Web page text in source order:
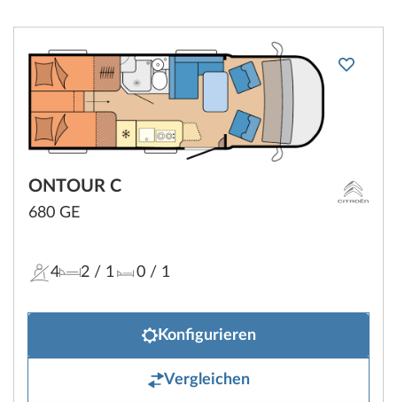
ONTOUR C
680 GE
4 2 / 1 0/ 1
Konfigurieren
Vergleichen